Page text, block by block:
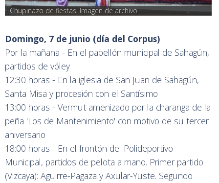
Chupinazo de fiestas. Imagen de archivo
Domingo, 7 de junio (día del Corpus)
Por la mañana - En el pabellón municipal de Sahagún,
partidos de vóley
12:30 horas - En la iglesia de San Juan de Sahagún,
Santa Misa y procesión con el Santísimo
13:00 horas - Vermut amenizado por la charanga de la
peña 'Los de Mantenimiento' con motivo de su tercer
aniversario
18:00 horas - En el frontón del Polideportivo
Municipal, partidos de pelota a mano. Primer partido
(Vizcaya): Aguirre-Pagaza y Axular-Yuste. Segundo